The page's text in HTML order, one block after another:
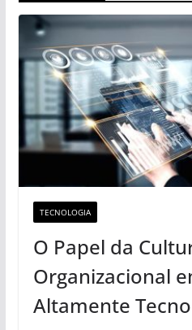
TECNOLOGIA
O Papel da
Organizacional
Altamente